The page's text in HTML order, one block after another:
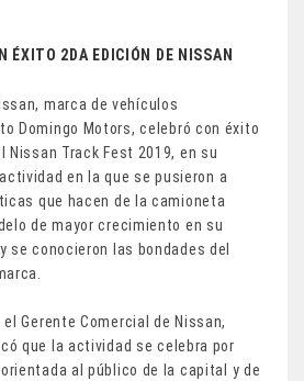
ÉXITO 2DA EDICIÓN DE NISSAN
marca de vehículos
Domingo Motors, celebró con éxito
Nissan Track Fest 2019, en su
en la que se pusieron a
que hacen de la camioneta
de mayor crecimiento en su
se conocieron las bondades del
Gerente Comercial de Nissan,
que la actividad se celebra por
al público de la capital y de